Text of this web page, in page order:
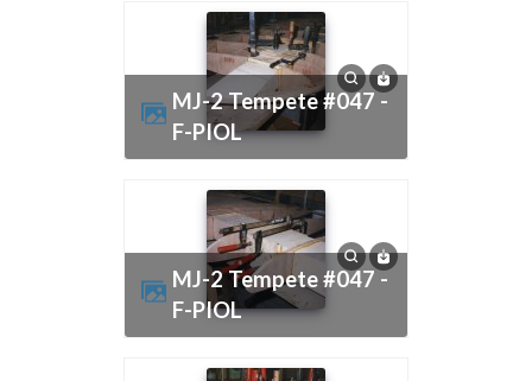
MJ-2 Tempete #047 -
F-PIOL
MJ-2 Tempete #047 -
F-PIOL